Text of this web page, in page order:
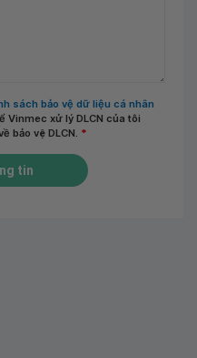
sách bảo vệ dữ liệu cá nhân
Vinmec xử lý DLCN của tôi
bảo vệ DLCN. *
tin